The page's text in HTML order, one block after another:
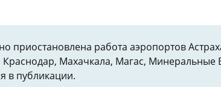
приостановлена работа аэропортов
Краснодар, Махачкала, Магас,
в публикации.